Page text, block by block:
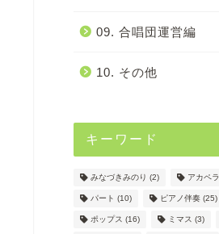
09. 合唱団運営編
10. その他
キーワード
みなづきみのり (2) アカペラ
パート (10) ピアノ伴奏(25)
ポップス (16) ミマス (3)